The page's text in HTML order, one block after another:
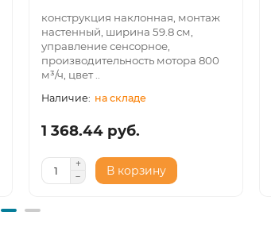
конструкция наклонная, монтаж
настенный, ширина 59.8 см,
управление сенсорное,
производительность мотора 800
м³/ч, цвет ..
на складе
1 368.44 руб.
В корзину